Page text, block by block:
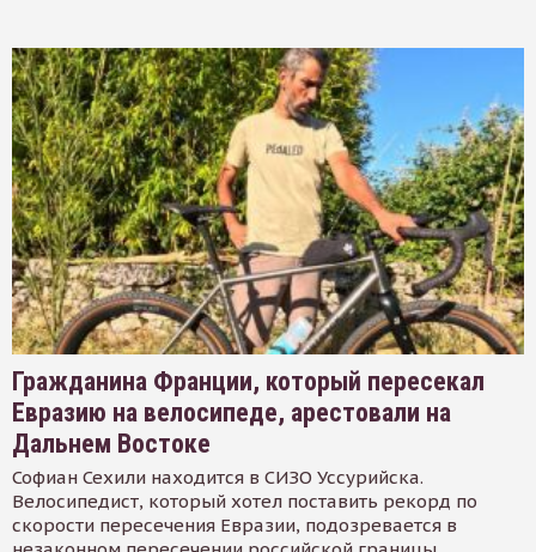
Гражданина Франции, который пересекал
Евразию на велосипеде, арестовали на
Дальнем Востоке
Софиан Сехили находится в СИЗО Уссурийска.
Велосипедист, который хотел поставить рекорд по
скорости пересечения Евразии, подозревается в